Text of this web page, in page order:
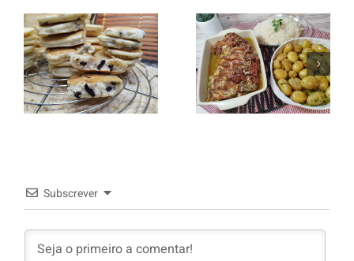
Panquecas
com Oreo
Entrecosto
italiano c/
batata a
murro e
Subscrever